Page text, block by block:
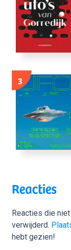
3
Reacties
Reacties die
verwijderd.
hebt gezien!